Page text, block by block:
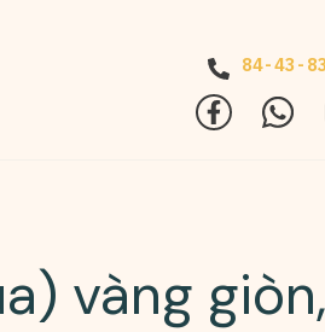
84-43-
vàng